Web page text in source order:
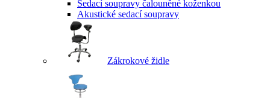
Sedací soupravy čalouněné koženkou
Akustické sedací soupravy
Zákrokové židle